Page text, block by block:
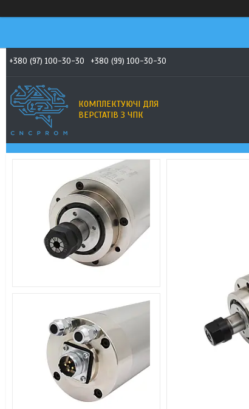
+380 (97) 100-30-30 +380 (99) 100-30-30
КОМПЛЕКТУЮЧІ ДЛЯ
ВЕРСТАТІВ З ЧПК